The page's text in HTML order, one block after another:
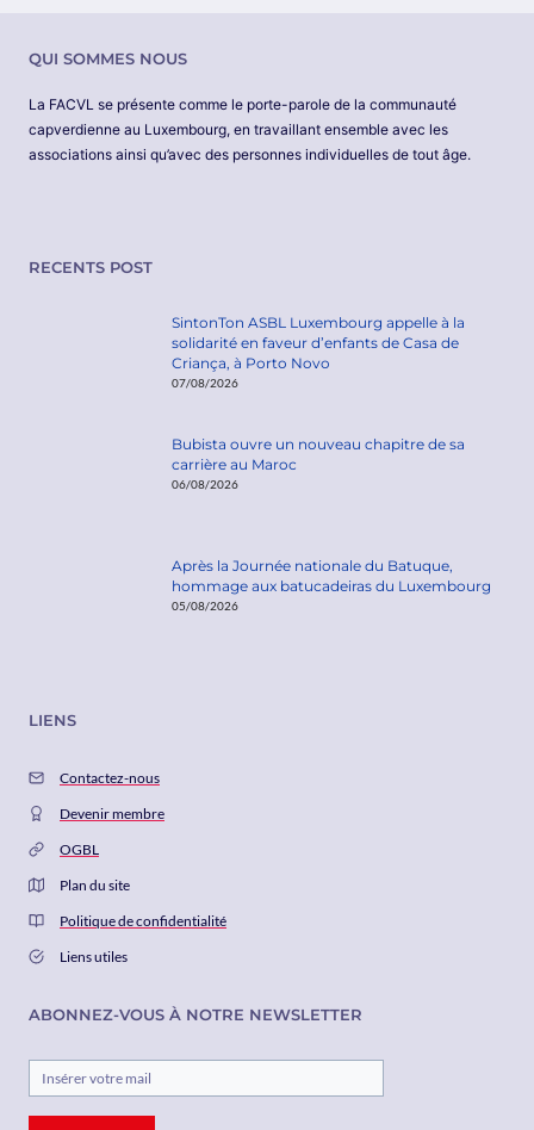
QUI SOMMES NOUS
La FACVL se présente comme le porte-parole de la communauté
capverdienne au Luxembourg, en travaillant ensemble avec les
associations ainsi qu’avec des personnes individuelles de tout âge.
RECENTS POST
SintonTon ASBL Luxembourg appelle à la
solidarité en faveur d’enfants de Casa de
Criança, à Porto Novo
07/08/2026
Bubista ouvre un nouveau chapitre de sa
carrière au Maroc
06/08/2026
Après la Journée nationale du Batuque,
hommage aux batucadeiras du Luxembourg
05/08/2026
LIENS
Contactez-nous
Devenir membre
OGBL
Plan du site
Politique de confidentialité
Liens utiles
ABONNEZ-VOUS À NOTRE NEWSLETTER